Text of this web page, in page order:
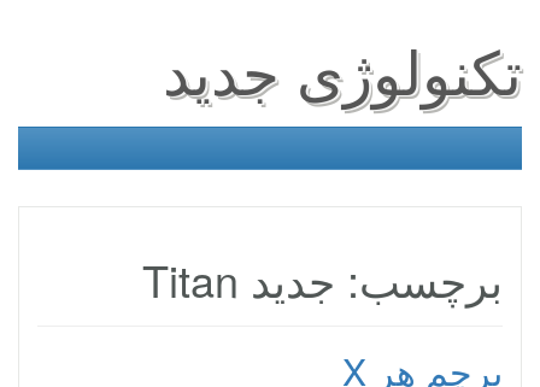
تکنولوژی جدید
برچسب: جدید Titan
پرچم هر X